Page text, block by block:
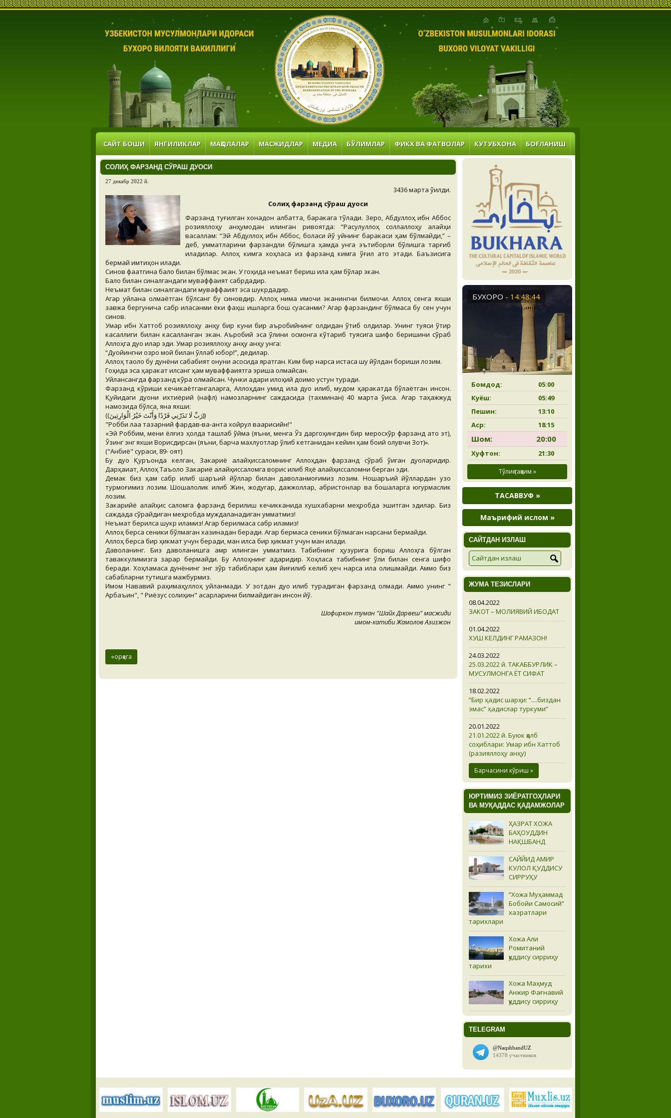
САЙТ БОШИ ЯНГИЛИКЛАР МАҚОЛАЛАР МАСЖИДЛАР МЕДИА БЎЛИМЛАР ФИКХ ВА ФАТВОЛАР КУТУБХОНА БОҒЛАНИШ
СОЛИҲ ФАРЗАНД СЎРАШ ДУОСИ
27 декабр 2022 й.
3436 марта ўқилди.
Солиҳ фарзанд сўраш дуоси
Фарзанд туғилган хонадон албатта, баракага тўлади. Зеро, Абдуллоҳ ибн Аббос
розияллоҳу анҳумодан қилинган ривоятда: “Расулуллоҳ соллаллоҳу алайҳи
васаллам: “Эй Абдуллоҳ ибн Аббос, боласи йўқ уйнинг баракаси ҳам бўлмайди,” –
деб, умматларини фарзандли бўлишга ҳамда унга эътиборли бўлишга тарғиб
қиладилар. Аллоҳ кимга хоҳласа қиз фарзанд кимга ўғил ато этади. Баъзисига
бермай имтиҳон қилади.
Синов фақатгина бало билан бўлмас экан. У гоҳида неъмат бериш ила ҳам бўлар экан.
Бало билан синалгандаги муваффақият сабрдадир.
Неъмат билан синалгандаги муваффақият эса шукрдадир.
Агар уйлана олмаётган бўлсанг бу синовдир. Аллоҳ нима қимоқчи эканингни билмоқчи. Аллоҳ сенга яхши
завжа бергунича сабр қиласанми ёки фаҳш ишларга бош суқасанми? Агар фарзандинг бўлмаса бу сен учун
синов.
Умар ибн Хаттоб розияллоҳу анҳу бир куни бир аъробийнинг олдидан ўтиб қолдилар. Унинг туяси қўтир
касаллиги билан касалланган экан. Аъробий эса қўлини осмонга кўтариб туясига шифо беришини сўраб
Аллоҳга дуо қилар эди. Умар розияллоҳу анҳу анҳу унга:
“Дуойингни озроқ мой билан қўллаб юбор!”, дедилар.
Аллоҳ таоло бу дунёни сабабият қонуни асосида яратган. Ким бир нарса истаса шу йўлдан бориши лозим.
Гоҳида эса ҳаракат қилсанг ҳам муваффақиятга эриша олмайсан.
Уйлансангда фарзанд кўра олмайсан. Чунки қадари илоҳий доимо устун туради.
Фарзанд кўриши кечикаётгангаларга, Аллоҳдан умид ила дуо қилиб, мудом ҳаракатда бўлаётган инсон.
Қуйидаги дуони ихтиёрий (нафл) намозларнинг саждасида (тахминан) 40 марта ўқиса. Агар таҳажжуд
намозида бўлса, яна яхши:
((رَبِّ لَا تَذَرْنِي فَرْدًا وَأَنْتَ خَيْرُ الْوَارِثِينَ))
"Робби лаа тазарний фардав-ва-анта хойрул ваарисийн!"
«Эй Роббим, мени ёлғиз ҳолда ташлаб қўйма (яъни, менга Ўз даргоҳингдин бир меросхўр фарзанд ато эт),
Ўзинг энг яхши Ворисдирсан (яъни, барча махлуқотлар ўлиб кетганидан кейин ҳам боқий қолувчи Зот)».
("Анбиё" сураси, 89- оят)
Бу дуо Қуръонда келган, Закариё алайҳиссаломнинг Аллоҳдан фарзанд сўраб ўқиган дуоларидир.
Дарҳақиқат, Аллоҳ Таъоло Закариё алайҳиссаломга ворис қилиб Яҳё алайҳиссаломни берган эди.
Демак биз ҳам сабр қилиб шаръий йўллар билан даволанмоғимиз лозим. Ношаръий йўллардан узоқ
турмоғимиз лозим. Шошқалоқлик қилиб Жин, жодугар, дажжоллар, қабристонлар ва бошқаларга югурмаслик
лозим.
Закарийё алайҳис саломга фарзанд берилиш кечикканида хушхабарни меҳробда эшитган эдилар. Биз
саждада сўрайдиган меҳробда муждаланадиган умматмиз!
Неъмат берилса шукр қиламиз! Агар берилмаса сабр қиламиз!
Аллоҳ берса сеники бўлмаган хазинадан беради. Агар бермаса сеники бўлмаган нарсани бермайди.
Аллоҳ берса бир ҳикмат учун беради, ман қилса бир ҳикмат учун ман қилади.
Даволанинг. Биз даволанишга амр қилинган умматмиз. Табибнинг ҳузурига бориш Аллоҳга бўлган
таваккулимизга зарар бермайди. Бу Аллоҳнинг қадаридир. Хоҳласа табибнинг қўли билан сенга шифо
беради. Хоҳламаса дунёнинг энг зўр табиблари ҳам йиғилиб келиб ҳеч нарса қила олишмайди. Аммо биз
сабабларни тутишга мажбурмиз.
Имом Нававий раҳимаҳуллоҳ уйланмади. У зотдан дуо қилиб турадиган фарзанд қолмади. Аммо унинг "
Арбаъин", " Риёзус солиҳин" асарларини билмайдиган инсон йўқ.
Шофиркон туман "Шайх Дарвеш" масжиди
имом-хатиби Жамолов Азизжон
«орқага
БУХОРО - 14:48:45
Бомдод:
05:00
Куёш:
05:49
Пешин:
13:10
Аср:
18:15
Шом: 20:00
Хуфтон: 21:30
Тўлиқ тақвим »
ТАСАВВУФ »
Маърифий ислом »
САЙТДАН ИЗЛАШ
ЖУМА ТЕЗИСЛАРИ
08.04.2022
ЗАКОТ – МОЛИЯВИЙ ИБОДАТ
01.04.2022
ХУШ КЕЛДИНГ РАМАЗОН!
24.03.2022
25.03.2022 й. ТАКАББУРЛИК –
МУСУЛМОНГА ЁТ СИФАТ
18.02.2022
“Бир ҳадис шарҳи: “....биздан
эмас” ҳадислар туркуми”
20.01.2022
21.01.2022 й. Буюк қалб
соҳиблари: Умар ибн Хаттоб
(разияллоҳу анҳу)
Барчасини кўриш »
ЮРТИМИЗ ЗИЁРАТГОҲЛАРИ
ВА МУҚАДДАС ҚАДАМЖОЛАР
ҲАЗРАТ ХОЖА
БАҲОУДДИН
НАҚШБАНД
САЙЙИД АМИР
КУЛОЛ ҚУДДИСУ
СИРРУҲУ
“Хожа Муҳаммад
Бобойи Самосий”
хазратлари
тарихлари
Хожа Али
Ромитаний
қуддису сирриҳу
тарихи
Хожа Маҳмуд
Анжир Фағнавий
қуддису сирриҳу
TELEGRAM